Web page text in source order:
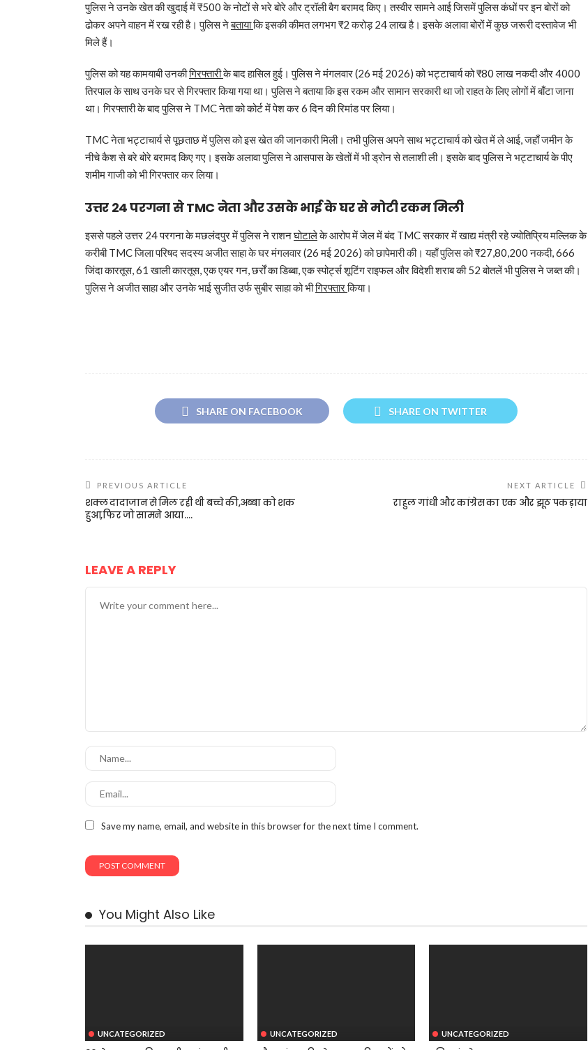
पुलिस ने उनके खेत की खुदाई में ₹500 के नोटों से भरे बोरे और ट्रॉली बैग बरामद किए। तस्वीर सामने आई जिसमें पुलिस कंधों पर इन बोरों को
ढोकर अपने वाहन में रख रही है। पुलिस नेबतायाकि इसकी कीमत लगभग ₹2 करोड़ 24 लाख है। इसके अलावा बोरों में कुछ जरूरी दस्तावेज भी
मिले हैं।
पुलिस को यह कामयाबी उनकीगिरफ्तारीके बाद हासिल हुई। पुलिस ने मंगलवार (26 मई 2026) को भट्टाचार्य को ₹80 लाख नकदी और 4000
तिरपाल के साथ उनके घर से गिरफ्तार किया गया था। पुलिस ने बताया कि इस रकम और सामान सरकारी था जो राहत के लिए लोगों में बाँटा जाना
था। गिरफ्तारी के बाद पुलिस ने TMC नेता को कोर्ट में पेश कर 6 दिन की रिमांड पर लिया।
TMC नेता भट्टाचार्य से पूछताछ में पुलिस को इस खेत की जानकारी मिली। तभी पुलिस अपने साथ भट्टाचार्य को खेत में ले आई, जहाँ जमीन के
नीचे कैश से बरे बोरे बरामद किए गए। इसके अलावा पुलिस ने आसपास के खेतों में भी ड्रोन से तलाशी ली। इसके बाद पुलिस ने भट्टाचार्य के पीए
शमीम गाजी को भी गिरफ्तार कर लिया।
उत्तर 24 परगना से TMC नेता और उसके भाई के घर से मोटी रकम मिली
इससे पहले उत्तर 24 परगना के मछलंदपुर में पुलिस ने राशनघोटालेके आरोप में जेल में बंद TMC सरकार में खाद्य मंत्री रहे ज्योतिप्रिय मल्लिक के
करीबी TMC जिला परिषद सदस्य अजीत साहा के घर मंगलवार (26 मई 2026) को छापेमारी की। यहाँ पुलिस को ₹27,80,200 नकदी, 666
जिंदा कारतूस, 61 खाली कारतूस, एक एयर गन, छर्रों का डिब्बा, एक स्पोर्ट्स शूटिंग राइफल और विदेशी शराब की 52 बोतलें भी पुलिस ने जब्त की।
पुलिस ने अजीत साहा और उनके भाई सुजीत उर्फ सुबीर साहा को भीगिरफ्तारकिया।
SHARE ON FACEBOOK SHARE ON TWITTER
PREVIOUS ARTICLE
शक्ल दादाजान से मिल रही थी बच्चे की,अब्बा को शक
हुआ,फिर जो सामने आया….
NEXT ARTICLE
राहुल गांधी और कांग्रेस का एक और झूठ पकड़ाया
LEAVE A REPLY
Save my name, email, and website in this browser for the next time I comment.
You Might Also Like
UNCATEGORIZED UNCATEGORIZED UNCATEGORIZED